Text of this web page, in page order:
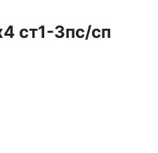
ст1-3пс/сп